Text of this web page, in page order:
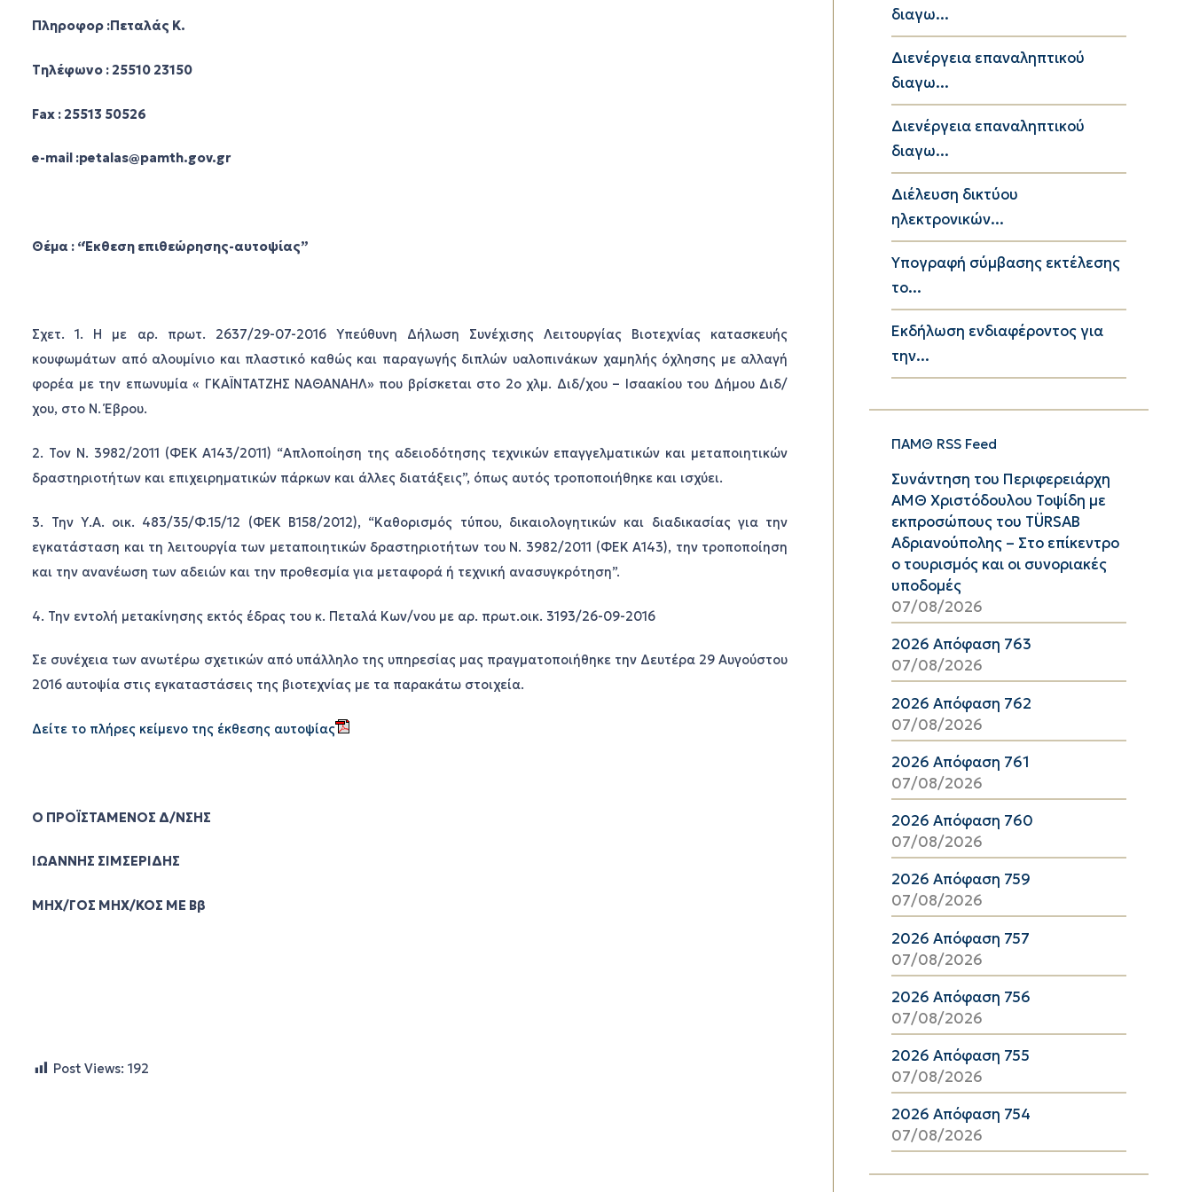
Πληροφορ :Πεταλάς Κ.
Τηλέφωνο : 25510 23150
Fax : 25513 50526
e-mail :petalas@pamth.gov.gr
Θέμα : “Έκθεση επιθεώρησης-αυτοψίας”
Σχετ. 1. Η με αρ. πρωτ. 2637/29-07-2016 Υπεύθυνη Δήλωση Συνέχισης Λειτουργίας Βιοτεχνίας κατασκευής
κουφωμάτων από αλουμίνιο και πλαστικό καθώς και παραγωγής διπλών υαλοπινάκων χαμηλής όχλησης με αλλαγή
φορέα με την επωνυμία « ΓΚΑΪΝΤΑΤΖΗΣ ΝΑΘΑΝΑΗΛ» που βρίσκεται στο 2ο χλμ. Διδ/χου – Ισαακίου του Δήμου Διδ/
χου, στο Ν. Έβρου.
2. Τον Ν. 3982/2011 (ΦΕΚ Α143/2011) “Απλοποίηση της αδειοδότησης τεχνικών επαγγελματικών και μεταποιητικών
δραστηριοτήτων και επιχειρηματικών πάρκων και άλλες διατάξεις”, όπως αυτός τροποποιήθηκε και ισχύει.
3. Την Υ.Α. οικ. 483/35/Φ.15/12 (ΦΕΚ Β158/2012), “Καθορισμός τύπου, δικαιολογητικών και διαδικασίας για την
εγκατάσταση και τη λειτουργία των μεταποιητικών δραστηριοτήτων του Ν. 3982/2011 (ΦΕΚ Α143), την τροποποίηση
και την ανανέωση των αδειών και την προθεσμία για μεταφορά ή τεχνική ανασυγκρότηση”.
4. Την εντολή μετακίνησης εκτός έδρας του κ. Πεταλά Κων/νου με αρ. πρωτ.οικ. 3193/26-09-2016
Σε συνέχεια των ανωτέρω σχετικών από υπάλληλο της υπηρεσίας μας πραγματοποιήθηκε την Δευτέρα 29 Αυγούστου
2016 αυτοψία στις εγκαταστάσεις της βιοτεχνίας με τα παρακάτω στοιχεία.
Δείτε το πλήρες κείμενο της έκθεσης αυτοψίας
Ο ΠΡΟΪΣΤΑΜΕΝΟΣ Δ/ΝΣΗΣ
ΙΩΑΝΝΗΣ ΣΙΜΣΕΡΙΔΗΣ
ΜΗΧ/ΓΟΣ ΜΗΧ/ΚΟΣ ΜΕ Ββ
Post Views: 192
διαγω...
Διενέργεια επαναληπτικού
διαγω...
Διενέργεια επαναληπτικού
διαγω...
Διέλευση δικτύου
ηλεκτρονικών...
Υπογραφή σύμβασης εκτέλεσης
το...
Εκδήλωση ενδιαφέροντος για
την...
ΠΑΜΘ RSS Feed
Συνάντηση του Περιφερειάρχη
ΑΜΘ Χριστόδουλου Τοψίδη με
εκπροσώπους του TÜRSAB
Αδριανούπολης – Στο επίκεντρο
ο τουρισμός και οι συνοριακές
υποδομές
07/08/2026
2026 Απόφαση 763
07/08/2026
2026 Απόφαση 762
07/08/2026
2026 Απόφαση 761
07/08/2026
2026 Απόφαση 760
07/08/2026
2026 Απόφαση 759
07/08/2026
2026 Απόφαση 757
07/08/2026
2026 Απόφαση 756
07/08/2026
2026 Απόφαση 755
07/08/2026
2026 Απόφαση 754
07/08/2026